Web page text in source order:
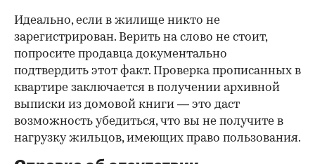
Идеально, если в жилище никто не
зарегистрирован. Верить на слово не стоит,
попросите продавца документально
подтвердить этот факт. Проверка прописанных в
квартире заключается в получении архивной
выписки из домовой книги — это даст
возможность убедиться, что вы не получите в
нагрузку жильцов, имеющих право пользования.